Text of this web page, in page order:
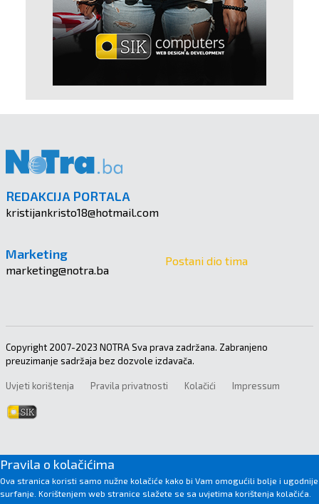
REDAKCIJA PORTALA
kristijankristo18@hotmail.com
Marketing
marketing@notra.ba
Postani dio tima
Copyright 2007-2023 NOTRA Sva prava zadržana. Zabranjeno
preuzimanje sadržaja bez dozvole izdavača.
Uvjeti korištenja Pravila privatnosti Kolačići Impressum
Pravila o kolačićima
Ova stranica koristi samo nužne kolačiće kako bi Vam omogućili bolje i ugodnije
surfanje. Korištenjem web stranice slažete se sa uvjetima korištenja kolačića.